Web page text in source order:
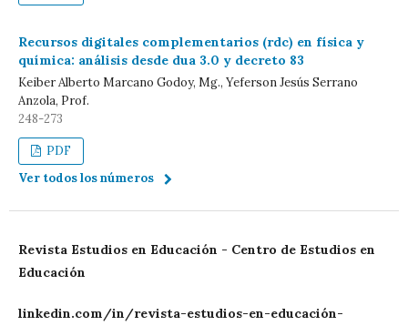
Recursos digitales complementarios (rdc) en física y
química: análisis desde dua 3.0 y decreto 83
Keiber Alberto Marcano Godoy, Mg., Yeferson Jesús Serrano
Anzola, Prof.
248-273
PDF
Ver todos los números
Revista Estudios en Educación - Centro de Estudios en
Educación
linkedin.com/in/revista-estudios-en-educación-